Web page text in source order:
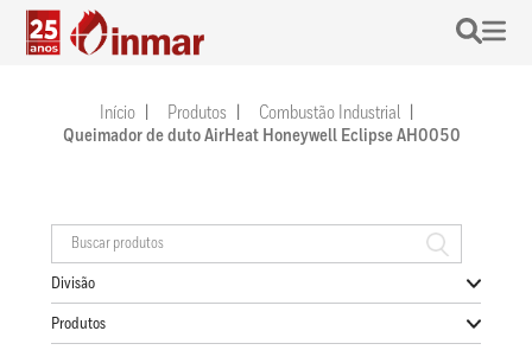
Início Produtos
Combustão Industrial
Queimador de duto AirHeat Honeywell Eclipse AH0050
Divisão
Produtos